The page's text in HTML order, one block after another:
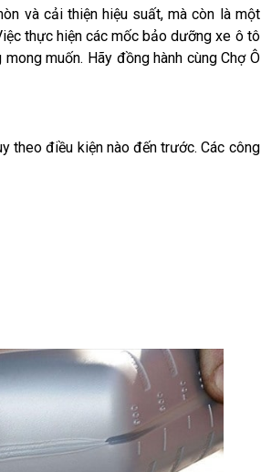
và cải thiện hiệu suất, mà còn là một
thực hiện các mốc bảo dưỡng xe ô tô
muốn. Hãy đồng hành cùng Chợ Ô
theo điều kiện nào đến trước. Các công